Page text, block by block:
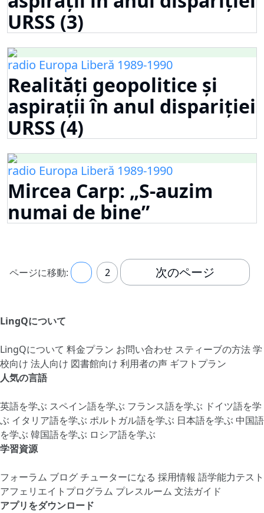
URSS (3)
radio Europa Liberă 1989-1990
Realități geopolitice și
aspirații în anul dispariției
URSS (4)
radio Europa Liberă 1989-1990
Mircea Carp: „S-auzim
numai de bine”
ページに移動: 2 次のページ
LingQについて
LingQについて 料金プラン お問い合わせ スティーブの方法学
校向け 法人向け 図書館向け 利用者の声 ギフトプラン
人気の言語
英語を学ぶ スペイン語を学ぶ フランス語を学ぶ ドイツ語を学
ぶ イタリア語を学ぶ ポルトガル語を学ぶ 日本語を学ぶ 中国語
を学ぶ 韓国語を学ぶ ロシア語を学ぶ
学習資源
フォーラム ブログチューターになる 採用情報 語学能力テスト
アフェリエイトプログラム プレスルーム 文法ガイド
アプリをダウンロード